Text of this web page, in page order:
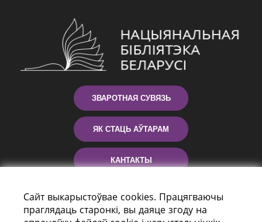
ЗВАРОТНАЯ СУВЯЗЬ
ЯК СТАЦЬ АЎТАРАМ
КАНТАКТЫ
ДАПАМОГА
Сайт выкарыстоўвае cookies. Працягваючы
праглядаць старонкі, вы даяце згоду на